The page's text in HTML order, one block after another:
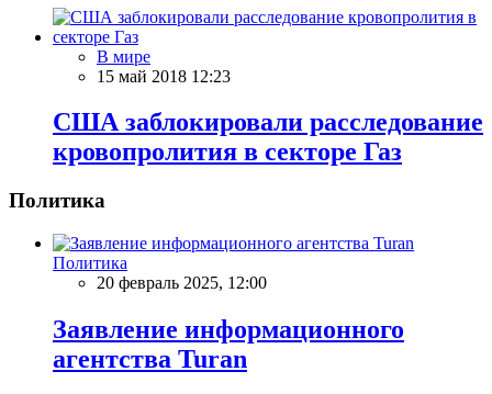
В мире
15 май 2018 12:23
США заблокировали расследование
кровопролития в секторе Газ
Политика
Политика
20 февраль 2025, 12:00
Заявление информационного
агентства Turan